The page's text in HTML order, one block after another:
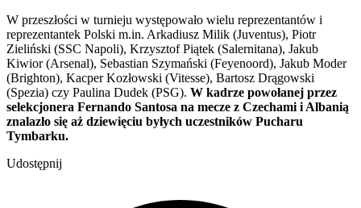
W przeszłości w turnieju występowało wielu reprezentantów i
reprezentantek Polski m.in. Arkadiusz Milik (Juventus), Piotr
Zieliński (SSC Napoli), Krzysztof Piątek (Salernitana), Jakub
Kiwior (Arsenal), Sebastian Szymański (Feyenoord), Jakub Moder
(Brighton), Kacper Kozłowski (Vitesse), Bartosz Drągowski
(Spezia) czy Paulina Dudek (PSG). W kadrze powołanej przez
selekcjonera Fernando Santosa na mecze z Czechami i Albanią
znalazło się aż dziewięciu byłych uczestników Pucharu
Tymbarku.
Udostępnij